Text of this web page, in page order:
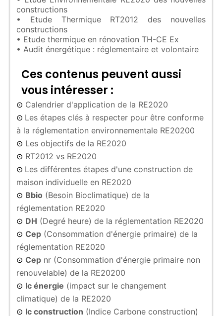
constructions
• Etude Thermique RT2012 des nouvelles
constructions
• Etude thermique en rénovation TH-CE Ex
• Audit énergétique : réglementaire et volontaire
Ces contenus peuvent aussi
vous intéresser :
⊙ Calendrier d'application de la RE2020
⊙ Les étapes clés à respecter pour être conforme
à la réglementation environnementale RE20200
⊙ Les objectifs de la RE2020
⊙ RT2012 vs RE2020
⊙ Les différentes étapes d'une construction de
maison individuelle en RE2020
⊙ Bbio (Besoin Bioclimatique) de la
réglementation RE2020
⊙ DH (Degré heure) de la réglementation RE2020
⊙ Cep (Consommation d'énergie primaire) de la
réglementation RE2020
⊙ Cep nr (Consommation d'énergie primaire non
renouvelable) de la RE20200
⊙ Ic énergie (impact sur le changement
climatique) de la RE2020
⊙ Ic construction (Indice Carbone construction)